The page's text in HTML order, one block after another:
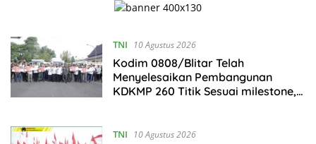
TNI 10 Agustus 2026
Kodim 0808/Blitar Telah
Menyelesaikan Pembangunan
KDKMP 260 Titik Sesuai milestone,
TNI 10 Agustus 2026